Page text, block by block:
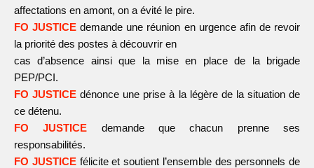
affectations en amont, on a évité le pire.
FO JUSTICE demande une réunion en urgence afin de revoir
la priorité des postes à découvrir en
cas d’absence ainsi que la mise en place de la brigade
PEP/PCI.
FO JUSTICE dénonce une prise à la légère de la situation de
ce détenu.
FO JUSTICE
demande que chacun prenne ses
responsabilités.
FO JUSTICE félicite et soutient l’ensemble des personnels de